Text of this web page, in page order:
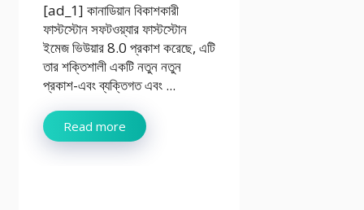
[ad_1] কানাডিয়ান বিকাশকারী
ফাস্টস্টোন সফটওয়্যার ফাস্টস্টোন
ইমেজ ভিউয়ার 8.0 প্রকাশ করেছে, এটি
তার শক্তিশালী একটি নতুন নতুন
প্রকাশ-এবং ব্যক্তিগত এবং ...
Read more